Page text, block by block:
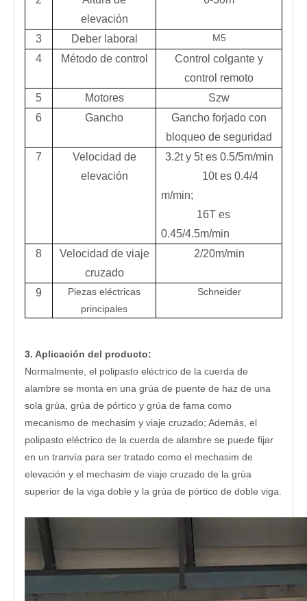
elevación
3 Deber laboral M5
4 Método de control
Control colgante y
control remoto
5
Motores
Szw
6
Gancho
Gancho forjado con
bloqueo de seguridad
7
Velocidad de
elevación
3.2t y 5t es 0.5/5m/min
10t es 0.4/4
m/min;
16T es
0.45/4.5m/min
8
Velocidad de viaje
cruzado
2/20m/min
9
Piezas eléctricas
principales
Schneider
3. Aplicación del producto:
Normalmente, el polipasto eléctrico de la cuerda de
alambre se monta en una grúa de puente de haz de una
sola grúa, grúa de pórtico y grúa de fama como
mecanismo de mechasim y viaje cruzado; Además, el
polipasto eléctrico de la cuerda de alambre se puede fijar
en un tranvía para ser tratado como el mechasim de
elevación y el mechasim de viaje cruzado de la grúa
superior de la viga doble y la grúa de pórtico de doble viga.